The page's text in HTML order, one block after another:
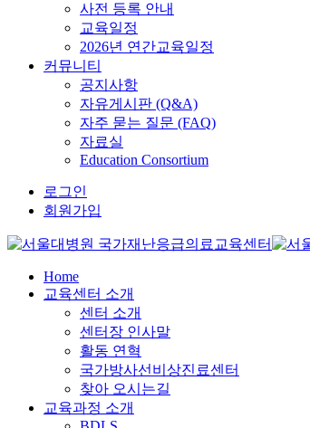
사전 등록 안내
교육일정
2026년 연간교육일정
커뮤니티
공지사항
자유게시판 (Q&A)
자주 묻는 질문 (FAQ)
자료실
Education Consortium
로그인
회원가입
Home
교육센터 소개
센터 소개
센터장 인사말
활동 연혁
국가방사선비상진료센터
찾아 오시는길
교육과정 소개